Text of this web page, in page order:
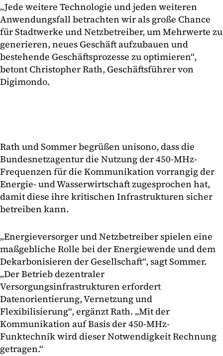
„Jede weitere Technologie und jeden weiteren
Anwendungsfall betrachten wir als große Chance
für Stadtwerke und Netzbetreiber, um Mehrwerte zu
generieren, neues Geschäft aufzubauen und
bestehende Geschäftsprozesse zu optimieren“,
betont Christopher Rath, Geschäftsführer von
Digimondo.
Rath und Sommer begrüßen unisono, dass die
Bundesnetzagentur die Nutzung der 450-MHz-
Frequenzen für die Kommunikation vorrangig der
Energie- und Wasserwirtschaft zugesprochen hat,
damit diese ihre kritischen Infrastrukturen sicher
betreiben kann.
„Energieversorger und Netzbetreiber spielen eine
maßgebliche Rolle bei der Energiewende und dem
Dekarbonisieren der Gesellschaft“, sagt Sommer.
„Der Betrieb dezentraler
Versorgungsinfrastrukturen erfordert
Datenorientierung, Vernetzung und
Flexibilisierung“, ergänzt Rath. „Mit der
Kommunikation auf Basis der 450-MHz-
Funktechnik wird dieser Notwendigkeit Rechnung
getragen.“